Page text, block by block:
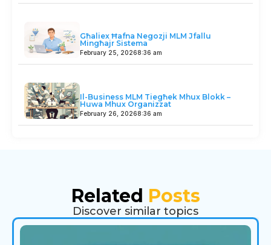
February 25, 20268:36 am
Għaliex Ħafna Negozji MLM Jfallu
Mingħajr Sistema
February 26, 20268:36 am
Il-Business MLM Tiegħek Mhux Blokk –
Huwa Mhux Organizzat
Related Posts
Discover similar topics